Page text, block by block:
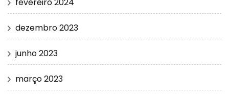
fevereiro 2024
dezembro 2023
junho 2023
março 2023